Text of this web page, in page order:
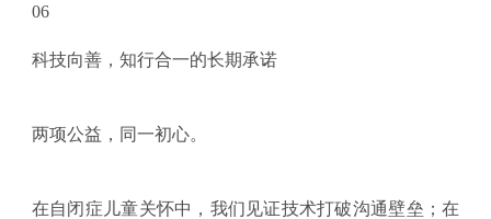
06
科技向善，知行合一的长期承诺
两项公益，同一初心。
在自闭症儿童关怀中，我们见证技术打破沟通壁垒；在